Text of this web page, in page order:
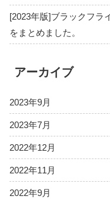
[2023年版]ブラックフラ
をまとめました。
アーカイブ
2023年9月
2023年7月
2022年12月
2022年11月
2022年9月